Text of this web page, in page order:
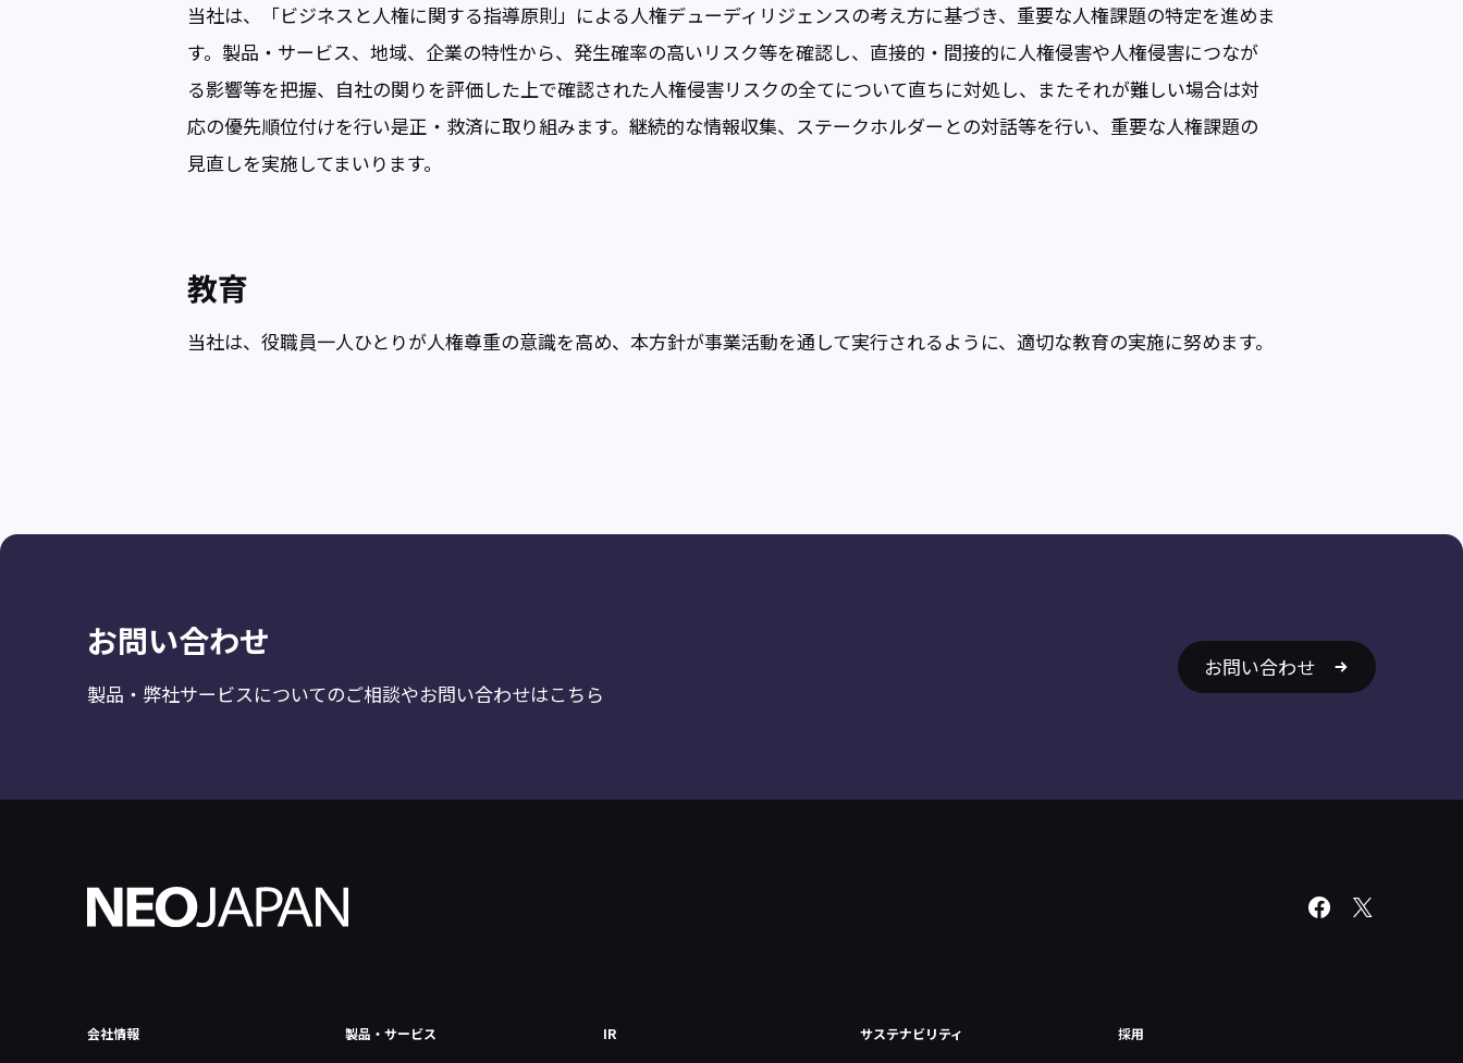
当社は、「ビジネスと人権に関する指導原則」による人権デューディリジェンスの考え方に基づき、重要な人権課題の特定を進めま
す。製品・サービス、地域、企業の特性から、発生確率の高いリスク等を確認し、直接的・間接的に人権侵害や人権侵害につなが
る影響等を把握、自社の関りを評価した上で確認された人権侵害リスクの全てについて直ちに対処し、またそれが難しい場合は対
応の優先順位付けを行い是正・救済に取り組みます。継続的な情報収集、ステークホルダーとの対話等を行い、重要な人権課題の
見直しを実施してまいります。
教育
当社は、役職員一人ひとりが人権尊重の意識を高め、本方針が事業活動を通して実行されるように、適切な教育の実施に努めます。
お問い合わせ
製品・弊社サービスについてのご相談やお問い合わせはこちら
お問い合わせ
会社情報 製品・サービス IR サステナビリティ 採用